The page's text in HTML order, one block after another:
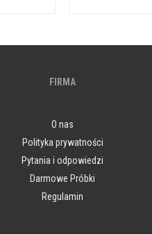
FIRMA
O nas
Polityka prywatności
Pytania i odpowiedzi
Darmowe Próbki
Regulamin